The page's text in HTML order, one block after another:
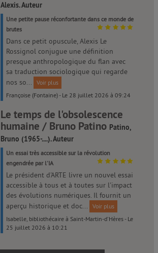
Alexis. Auteur
Une petite pause réconfortante dans ce monde de
brutes
Dans ce petit opuscule, Alexis Le
Rossignol conjugue une définition
presque anthropologique du flan avec
sa traduction sociologique qui regarde
nos so...
Voir plus
Françoise (Fontaine) - Le 28 juillet 2026 à 09:24
Le temps de l'obsolescence
humaine / Bruno Patino Patino,
Bruno (1965-....). Auteur
Un essai très accessible sur la révolution
engendrée par l'IA
Le président d'ARTE livre un nouvel essai
accessible à tous et à toutes sur l'impact
des évolutions numériques. Il fournit un
aperçu historique et doc...
Voir plus
Isabelle, bibliothécaire à Saint-Martin-d'Hères - Le
25 juillet 2026 à 10:21